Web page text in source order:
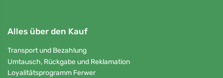
Alles über den Kauf
Transport und Bezahlung
Umtausch, Rückgabe und Reklamation
Loyalitätsprogramm Ferwer